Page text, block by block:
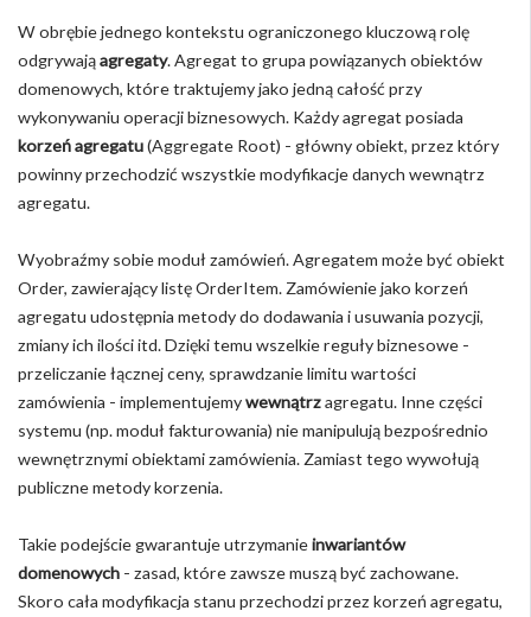
W obrębie jednego kontekstu ograniczonego kluczową rolę
odgrywająagregaty. Agregat to grupa powiązanych obiektów
domenowych, które traktujemy jako jedną całość przy
wykonywaniu operacji biznesowych. Każdy agregat posiada
korzeń agregatu(Aggregate Root) - główny obiekt, przez który
powinny przechodzić wszystkie modyfikacje danych wewnątrz
agregatu.
Wyobraźmy sobie moduł zamówień. Agregatem może być obiekt
Order, zawierający listę OrderItem. Zamówienie jako korzeń
agregatu udostępnia metody do dodawania i usuwania pozycji,
zmiany ich ilości itd. Dzięki temu wszelkie reguły biznesowe -
przeliczanie łącznej ceny, sprawdzanie limitu wartości
zamówienia - implementujemywewnątrzagregatu. Inne części
systemu (np. moduł fakturowania) nie manipulują bezpośrednio
wewnętrznymi obiektami zamówienia. Zamiast tego wywołują
publiczne metody korzenia.
Takie podejście gwarantuje utrzymanieinwariantów
domenowych - zasad, które zawsze muszą być zachowane.
Skoro cała modyfikacja stanu przechodzi przez korzeń agregatu,